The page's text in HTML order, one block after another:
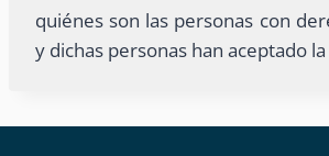
quiénes son las personas con
y dichas personas han aceptado